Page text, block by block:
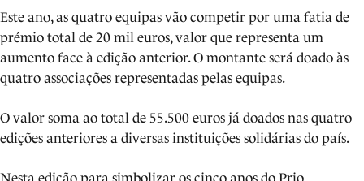
Este ano, as quatro equipas vão competir por uma fatia de
prémio total de 20 mil euros, valor que representa um
aumento face à edição anterior. O montante será doado às
quatro associações representadas pelas equipas.
O valor soma ao total de 55.500 euros já doados nas quatro
edições anteriores a diversas instituições solidárias do país.